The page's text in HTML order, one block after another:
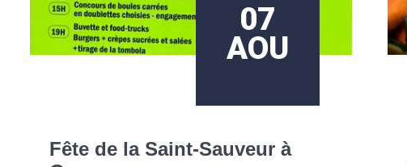
07
AOU
Fête de la Saint-Sauveur à